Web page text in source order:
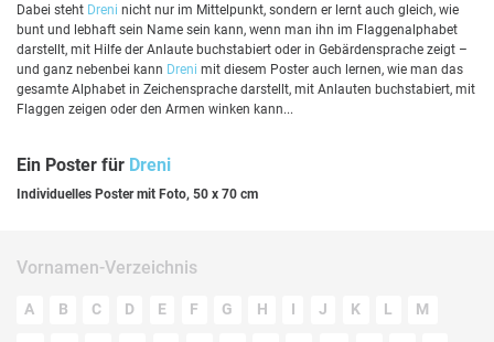
Dabei steht Dreni nicht nur im Mittelpunkt, sondern er lernt auch gleich, wie
bunt und lebhaft sein Name sein kann, wenn man ihn im Flaggenalphabet
darstellt, mit Hilfe der Anlaute buchstabiert oder in Gebärdensprache zeigt –
und ganz nebenbei kann Dreni mit diesem Poster auch lernen, wie man das
gesamte Alphabet in Zeichensprache darstellt, mit Anlauten buchstabiert, mit
Flaggen zeigen oder den Armen winken kann...
Ein Poster für Dreni
Individuelles Poster mit Foto, 50 x 70 cm
Vornamen-Verzeichnis
A B C D E F G H I J K L M